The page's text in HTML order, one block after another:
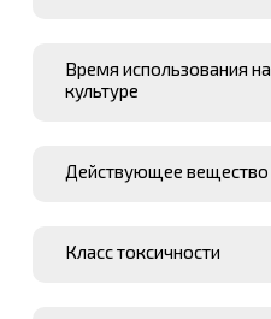
Время использования на
культуре
Действующее вещество
Класс токсичности